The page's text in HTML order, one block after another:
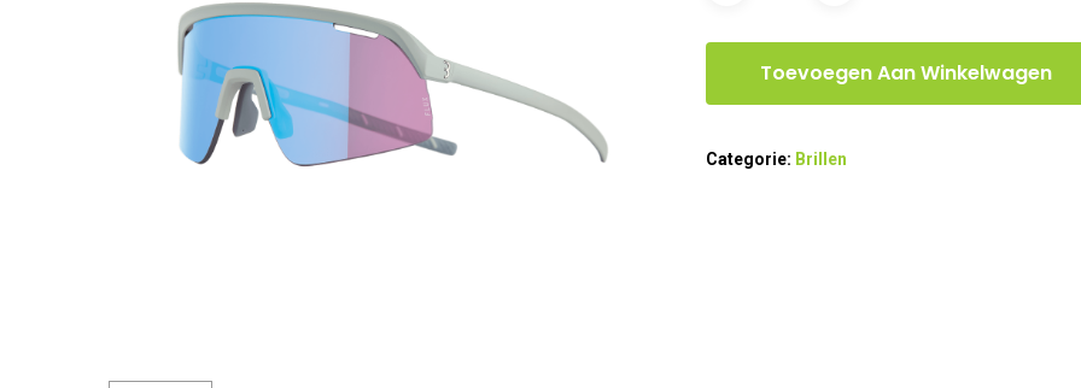
Toevoegen Aan Winkelwagen
Categorie: Brillen